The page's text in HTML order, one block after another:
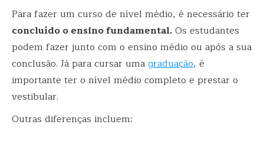
Para fazer um curso de nível médio, é necessário ter
concluído o ensino fundamental.Os estudantes
podem fazer junto com o ensino médio ou após a sua
conclusão. Já para cursar umagraduação, é
importante ter o nível médio completo e prestar o
vestibular.
Outras diferenças incluem: